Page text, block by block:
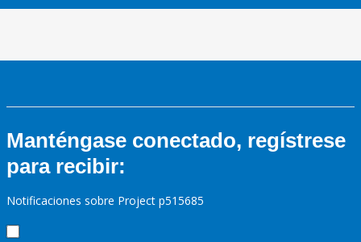
Manténgase conectado, regístrese
para recibir:
Notificaciones sobre Project p515685